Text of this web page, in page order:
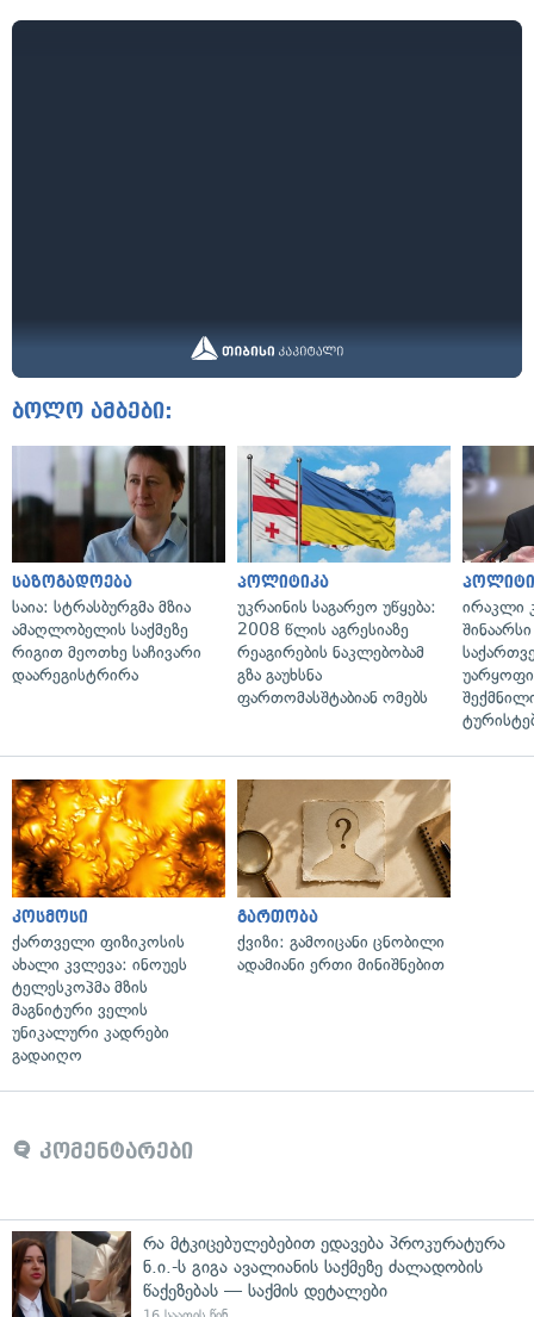
ბოლო ამბები:
საზოგადოება
საია: სტრასბურგმა მზია
ამაღლობელის საქმეზე
რიგით მეოთხე საჩივარი
დაარეგისტრირა
პოლიტიკა
უკრაინის საგარეო უწყება:
2008 წლის აგრესიაზე
რეაგირების ნაკლებობამ
გზა გაუხსნა
ფართომასშტაბიან ომებს
ირაკლი
კოსმოსი
ქართველი ფიზიკოსის
ახალი კვლევა: ინოუეს
ტელესკოპმა მზის
მაგნიტური ველის
უნიკალური კადრები
გადაიღო
გართობა
ქვიზი: გამოიცანი ცნობილი
ადამიანი ერთი მინიშნებით
კომენტარები
რა მტკიცებულებებით ედავება პროკურატურა
ნ.ი.-ს გიგა ავალიანის საქმეზე ძალადობის
წაქეზებას — საქმის დეტალები